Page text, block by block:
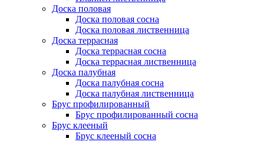
Доска половая
Доска половая сосна
Доска половая лиственница
Доска террасная
Доска террасная сосна
Доска террасная лиственница
Доска палубная
Доска палубная сосна
Доска палубная лиственница
Брус профилированный
Брус профилированный сосна
Брус клееный
Брус клееный сосна